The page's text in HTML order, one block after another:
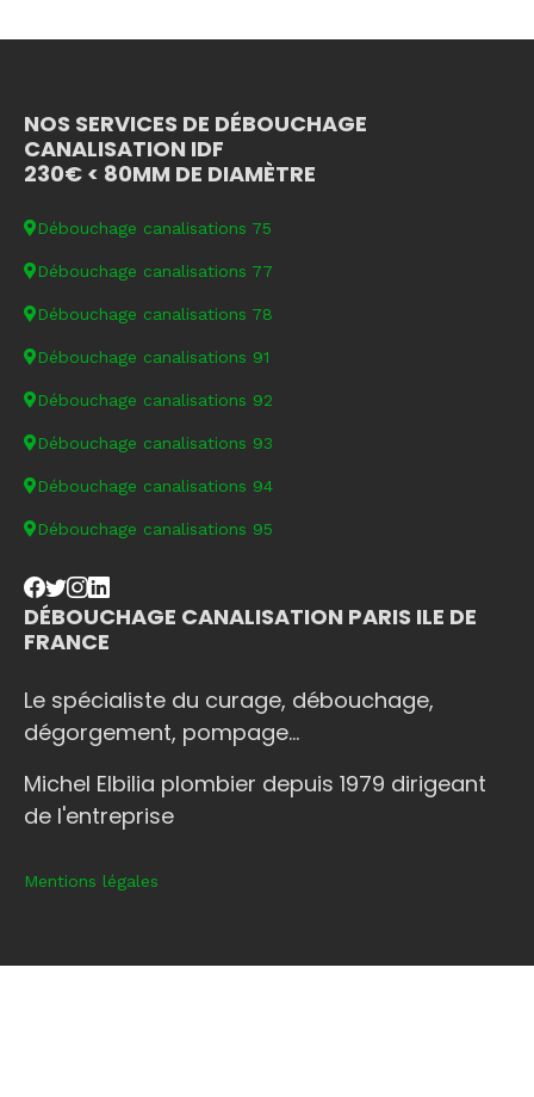
NOS SERVICES DE DÉBOUCHAGE
CANALISATION IDF
230€ < 80MM DE DIAMÈTRE
Débouchage canalisations 75
Débouchage canalisations 77
Débouchage canalisations 78
Débouchage canalisations 91
Débouchage canalisations 92
Débouchage canalisations 93
Débouchage canalisations 94
Débouchage canalisations 95
DÉBOUCHAGE CANALISATION PARIS ILE DE
FRANCE
Le spécialiste du curage, débouchage,
dégorgement, pompage...
Michel Elbilia plombier depuis 1979 dirigeant
de l'entreprise
Mentions légales